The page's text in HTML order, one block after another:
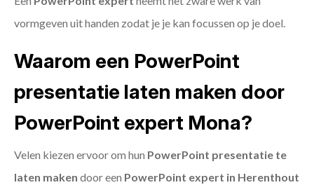
vormgeven uit handen zodat je je kan focussen op je doel.
Waarom een PowerPoint
presentatie laten maken door
PowerPoint expert Mona?
Velen kiezen ervoor om hun PowerPoint presentatie te
laten maken door een PowerPoint expert in Herenthout